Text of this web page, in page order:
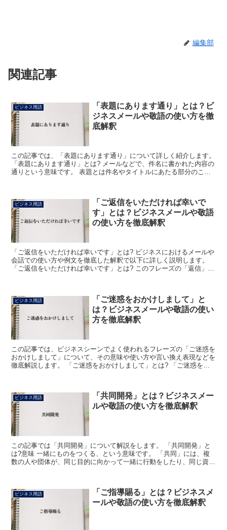
編集部
関連記事
ビジネス用語
「表題にあります通り」とは？ビ
ジネスメールや敬語の使い方を徹
底解釈
この記事では、「表題にあります通り」について詳しく紹介します。
「表題にあります通り」とは? メールなどで、件名に書かれた内容の
通りという意味です。 表題とは件名やタイトルにあたる部分のこと
ビジネス用語
「ご返信をいただければ幸いで
す」とは？ビジネスメールや敬語
の使い方を徹底解釈
「ご返信をいただければ幸いです」とは? ビジネスにおけるメールや
会話での使い方や例文を徹底した解釈で以下に詳しく説明します。
「ご返信をいただければ幸いです」とは? このフレーズの「返信」は
ビジネス用語
「ご迷惑をおかけしまして」と
は？ビジネスメールや敬語の使い
方を徹底解釈
この記事では、ビジネスシーンでよく使われるフレーズの「ご迷惑を
おかけしまして」について、その意味や使い方や言い換え表現などを
徹底解説します。 「ご迷惑をおかけしまして」とは? 「ご迷惑をお
ビジネス用語
「共同開発」とは？ビジネスメー
ルや敬語の使い方を徹底解釈
この記事では「共同開発」について解説をします。 「共同開発」と
は?意味 一緒にものをつくる、という意味です。 「共同」には、複
数の人や団体が、同じ目的に向かって一緒に行動をしたり、同じ資格
ビジネス用語
「ご指導賜る」とは？ビジネスメ
ールや敬語の使い方を徹底解釈